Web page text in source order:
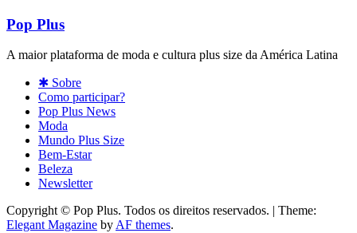
Pop Plus
A maior plataforma de moda e cultura plus size da América Latina
✱ Sobre
Como participar?
Pop Plus News
Moda
Mundo Plus Size
Bem-Estar
Beleza
Newsletter
Copyright © Pop Plus. Todos os direitos reservados. | Theme:
Elegant Magazine by AF themes.